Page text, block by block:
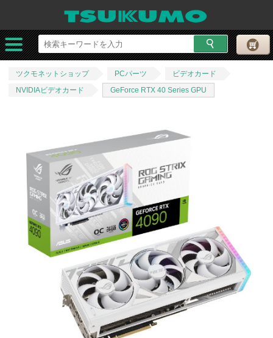
ツクモネットショップ PCパーツ
ビデオカード
NVIDIAビデオカード
GeForce RTX 40 Series GPU